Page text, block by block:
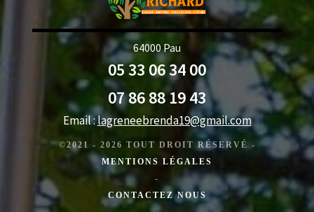
64000 Pau
05 33 06 34 00
07 86 88 19 43
Email :lagreneebrenda19@gmail.com
©2021 - 2026 TOUT DROIT RÉSERVÉ -
MENTIONS LÉGALES
-
CONTACTEZ NOUS